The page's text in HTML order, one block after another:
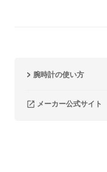
腕時計の使い方
メーカー公式サイト